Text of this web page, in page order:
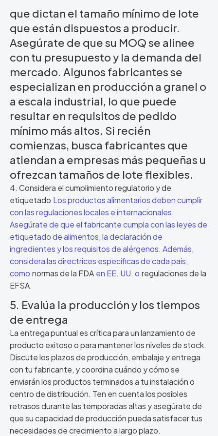
que dictan el tamaño mínimo de lote
que están dispuestos a producir.
Asegúrate de que su MOQ se alinee
con tu presupuesto y la demanda del
mercado. Algunos fabricantes se
especializan en producción a granel o
a escala industrial, lo que puede
resultar en requisitos de pedido
mínimo más altos. Si recién
comienzas, busca fabricantes que
atiendan a empresas más pequeñas u
ofrezcan tamaños de lote flexibles.
4. Considera el cumplimiento regulatorio y de
etiquetado Los productos alimentarios deben cumplir
con las regulaciones locales e internacionales.
Asegúrate de que el fabricante cumpla con las leyes de
etiquetado de alimentos, la declaración de
ingredientes y los requisitos de alérgenos. Además,
considera las directrices específicas de cada país,
como normas de la FDA en EE. UU. o regulaciones de la
EFSA.
5. Evalúa la producción y los tiempos
de entrega
La entrega puntual es crítica para un lanzamiento de
producto exitoso o para mantener los niveles de stock.
Discute los plazos de producción, embalaje y entrega
con tu fabricante, y coordina cuándo y cómo se
enviarán los productos terminados a tu instalación o
centro de distribución. Ten en cuenta los posibles
retrasos durante las temporadas altas y asegúrate de
que su capacidad de producción pueda satisfacer tus
necesidades de crecimiento a largo plazo.